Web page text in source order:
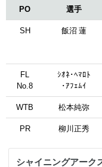
PO 選手
SH 飯沼 蓮
FL
No.8
ｼｵﾈ･ﾍﾏﾛﾄ
･ｱﾌｪﾑｲ
WTB 松本純弥
PR 柳川正秀